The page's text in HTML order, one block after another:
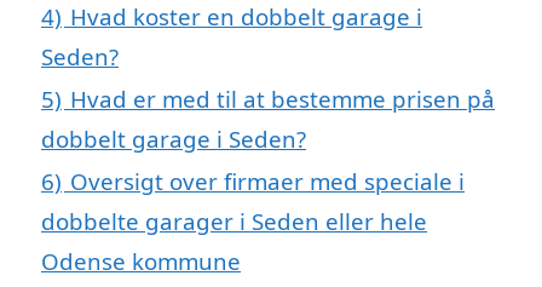
4) Hvad koster en dobbelt garage i
Seden?
5) Hvad er med til at bestemme prisen på
dobbelt garage i Seden?
6) Oversigt over firmaer med speciale i
dobbelte garager i Seden eller hele
Odense kommune